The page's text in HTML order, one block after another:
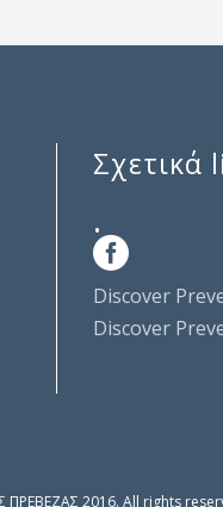
Σχετικά
.
Discover
Discover
2016. All rights